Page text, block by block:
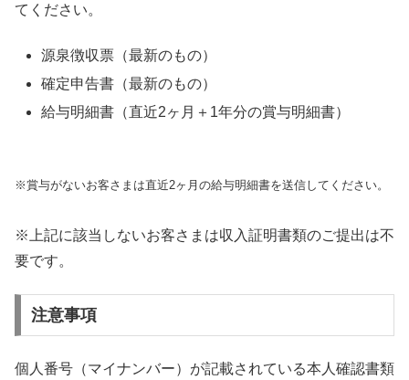
てください。
源泉徴収票（最新のもの）
確定申告書（最新のもの）
給与明細書（直近2ヶ月＋1年分の賞与明細書）
※賞与がないお客さまは直近2ヶ月の給与明細書を送信してください。
※上記に該当しないお客さまは収入証明書類のご提出は不
要です。
注意事項
個人番号（マイナンバー）が記載されている本人確認書類